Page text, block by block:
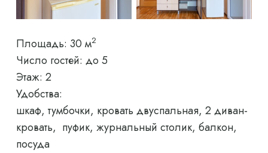
Площадь: 30 м2
Число гостей: до 5
Этаж: 2
Удобства:
шкаф, тумбочки, кровать двуспальная, 2 диван-
кровать, пуфик, журнальный столик, балкон,
посуда